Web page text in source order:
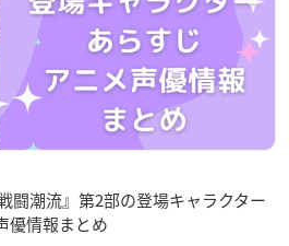
闘潮流』第2部の登場キャラクター
優情報まとめ